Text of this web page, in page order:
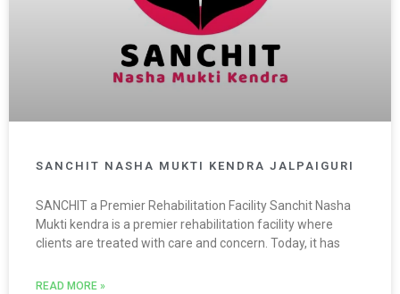
SANCHIT NASHA MUKTI KENDRA JALPAIGURI
SANCHIT a Premier Rehabilitation Facility Sanchit Nasha
Mukti kendra is a premier rehabilitation facility where
clients are treated with care and concern. Today, it has
READ MORE »